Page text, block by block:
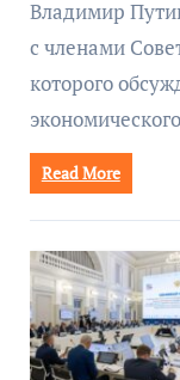
Владимир
с членами
которого
Read More